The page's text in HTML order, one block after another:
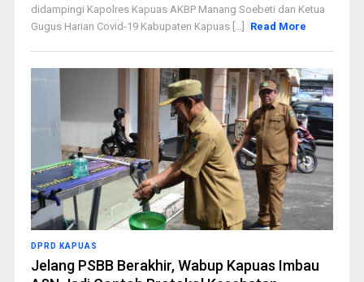
didampingi Kapolres Kapuas AKBP Manang Soebeti dan Ketua
Gugus Harian Covid-19 Kabupaten Kapuas [...]
Read More
DPRD KAPUAS
Jelang PSBB Berakhir, Wabup Kapuas Imbau